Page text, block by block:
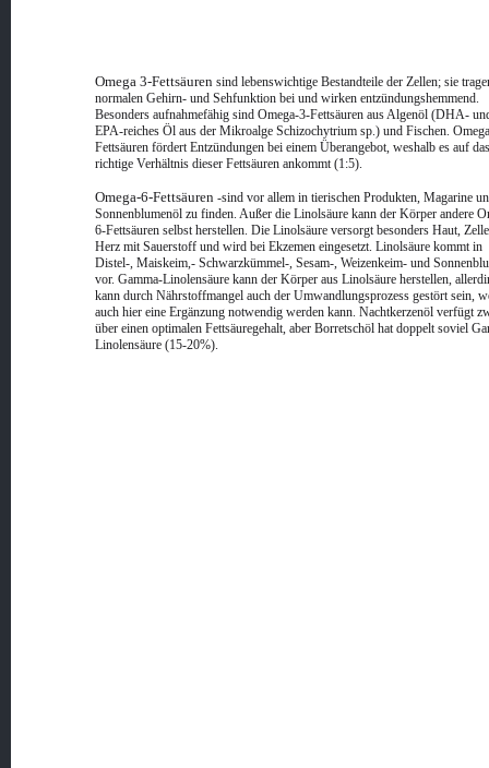
Omega 3-Fettsäuren sind lebenswichtige Bestandteile der Zellen; sie
normalen Gehirn- und Sehfunktion bei und wirken entzündungshemmend.
Besonders aufnahmefähig sind Omega-3-Fettsäuren aus Algenöl (DHA-
EPA-reiches Öl aus der Mikroalge Schizochytrium sp.) und Fischen.
Fettsäuren fördert Entzündungen bei einem Überangebot, weshalb es auf das
richtige Verhältnis dieser Fettsäuren ankommt (1:5).
Omega-6-Fettsäuren -sind vor allem in tierischen Produkten, Magarine
Sonnenblumenöl zu finden. Außer die Linolsäure kann der Körper andere
6-Fettsäuren selbst herstellen. Die Linolsäure versorgt besonders Haut,
Herz mit Sauerstoff und wird bei Ekzemen eingesetzt. Linolsäure kommt in
Distel-, Maiskeim,- Schwarzkümmel-, Sesam-, Weizenkeim- und
vor. Gamma-Linolensäure kann der Körper aus Linolsäure herstellen,
kann durch Nährstoffmangel auch der Umwandlungsprozess gestört sein,
auch hier eine Ergänzung notwendig werden kann. Nachtkerzenöl verfügt
über einen optimalen Fettsäuregehalt, aber Borretschöl hat doppelt soviel
Linolensäure (15-20%).